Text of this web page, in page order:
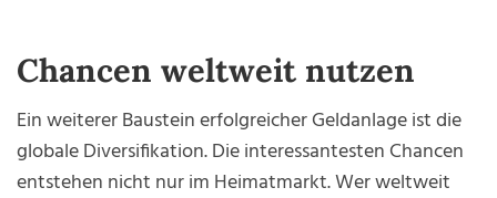
Chancen weltweit nutzen
Ein weiterer Baustein erfolgreicher Geldanlage ist die
globale Diversifikation. Die interessantesten Chancen
entstehen nicht nur im Heimatmarkt. Wer weltweit